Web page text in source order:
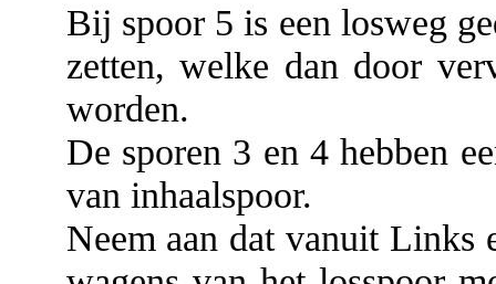
Bij spoor 5 is een losweg
zetten, welke dan door
worden.
De sporen 3 en 4 hebben
van inhaalspoor.
Neem aan dat vanuit Links